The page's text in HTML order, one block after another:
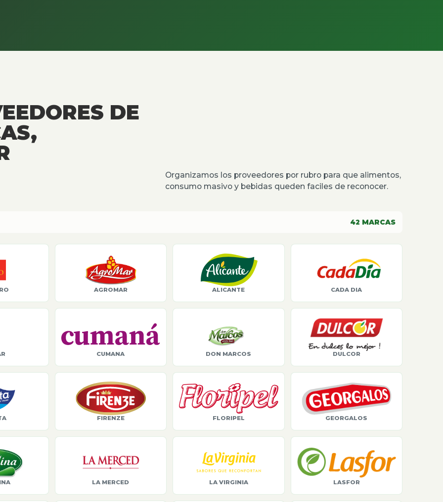
DE
Organizamos los proveedores por rubro para que alimentos,
consumo masivo y bebidas queden faciles de reconocer.
42 MARCAS
AGROMAR ALICANTE CADA DIA
CUMANA DON MARCOS DULCOR
FIRENZE FLORIPEL GEORGALOS
LA MERCED LA VIRGINIA LASFOR